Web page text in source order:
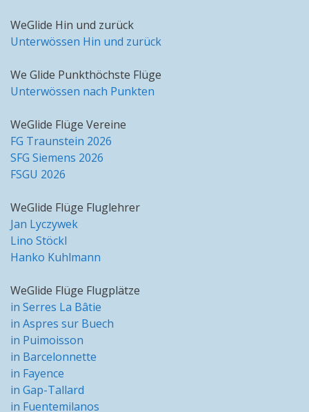
WeGlide Hin und zurück
Unterwössen Hin und zurück
We Glide Punkthöchste Flüge
Unterwössen nach Punkten
WeGlide Flüge Vereine
FG Traunstein 2026
SFG Siemens 2026
FSGU 2026
WeGlide Flüge Fluglehrer
Jan Lyczywek
Lino Stöckl
Hanko Kuhlmann
WeGlide Flüge Flugplätze
in Serres La Bâtie
in Aspres sur Buech
in Puimoisson
in Barcelonnette
in Fayence
in Gap-Tallard
in Fuentemilanos